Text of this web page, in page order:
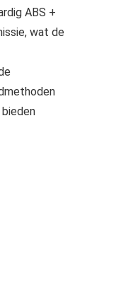
ABS +
wat de